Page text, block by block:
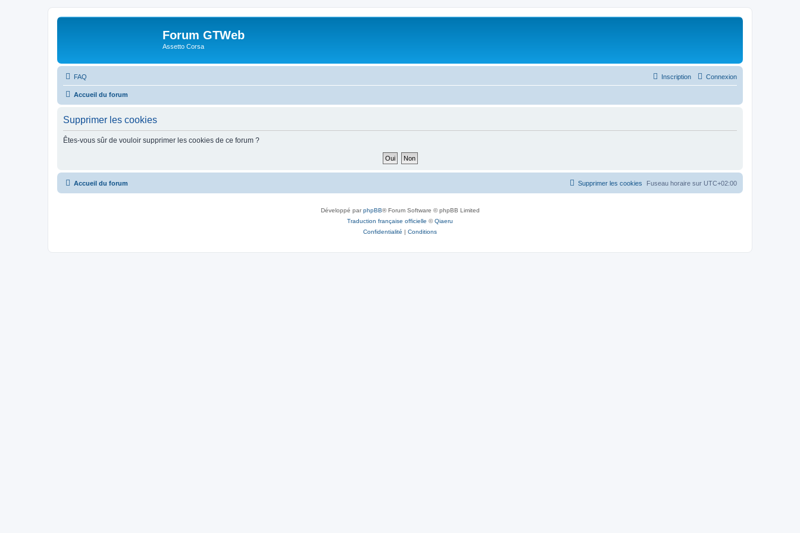
Forum GTWeb
Assetto Corsa
FAQ Connexion
Inscription
Accueil du forum
Supprimer les cookies
Êtes-vous sûr de vouloir supprimer les cookies de ce forum ?
Accueil du forum Fuseau horaire sur UTC+02:00
Supprimer les cookies
Développé parphpBB® Forum Software © phpBB Limited
Traduction française officielle ©Qiaeru
Confidentialité | Conditions